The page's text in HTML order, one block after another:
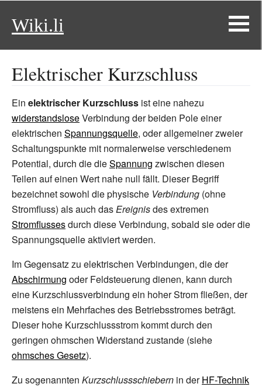
Wiki.li
Elektrischer Kurzschluss
Ein elektrischer Kurzschluss ist eine nahezu
widerstandsloseVerbindung der beiden Pole einer
elektrischen Spannungsquelle, oder allgemeiner zweier
Schaltungspunkte mit normalerweise verschiedenem
Potential, durch die dieSpannung zwischen diesen
Teilen auf einen Wert nahe null fällt. Dieser Begriff
bezeichnet sowohl die physische Verbindung (ohne
Stromfluss) als auch dasEreignisdes extremen
Stromflussesdurch diese Verbindung, sobald sie oder die
Spannungsquelle aktiviert werden.
Im Gegensatz zu elektrischen Verbindungen, die der
Abschirmung oderFeldsteuerung dienen, kann durch
eine Kurzschlussverbindung ein hoher Strom fließen, der
meistens ein Mehrfaches des Betriebsstromes beträgt.
Dieser hohe Kurzschlussstrom kommt durch den
geringen ohmschen Widerstand zustande (siehe
ohmsches Gesetz).
Zu sogenannten Kurzschlussschiebern in derHF-Technik